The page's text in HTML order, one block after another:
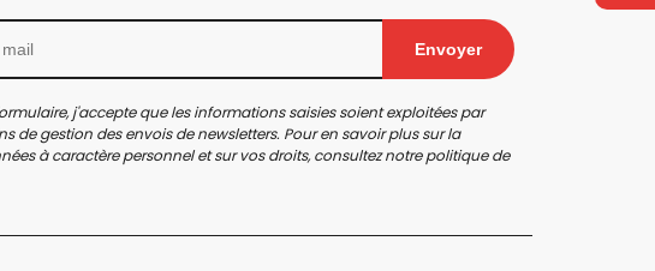
Envoyer
j'accepte que les informations saisies soient exploitées par
de gestion des envois de newsletters. Pour en savoir plus sur la
à caractère personnel et sur vos droits, consultez notrepolitique de